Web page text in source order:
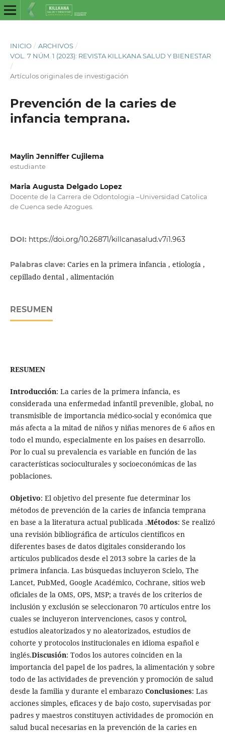
INICIO / ARCHIVOS /
VOL. 7 NÚM. 1 (2023): REVISTA KILLKANA SALUD Y BIENESTAR
/
Artículos originales de investigación
Prevención de la caries de
infancia temprana.
Maylin Jenniffer Cujilema
estudiante
Maria Augusta Delgado Lopez
Docente de la Carrera de Odontologia –Universidad Catolica
de Cuenca sede Azogues.
DOI: https://doi.org/10.26871/killcanasalud.v7i1.963
Palabras clave: Caries en la primera infancia , etiología ,
cepillado dental , alimentación
RESUMEN
RESUMEN
Introducción: La caries de la primera infancia, es
considerada una enfermedad infantil prevenible, global, no
transmisible de importancia médico-social y económica que
más afecta a la mitad de niños y niñas menores de 6 años en
todo el mundo, especialmente en los países en desarrollo.
Por lo cual su prevalencia es variable en función de las
características socioculturales y socioeconómicas de las
poblaciones.
Objetivo: El objetivo del presente fue determinar los
métodos de prevención de la caries de infancia temprana
en base a la literatura actual publicada .Métodos: Se realizó
una revisión bibliográfica de artículos científicos en
diferentes bases de datos digitales considerando los
artículos publicados desde el 2013 sobre la caries de la
primera infancia. Las búsquedas incluyeron Scielo, The
Lancet, PubMed, Google Académico, Cochrane, sitios web
oficiales de la OMS, OPS, MSP; a través de los criterios de
inclusión y exclusión se seleccionaron 70 artículos entre los
cuales se incluyeron intervenciones, casos y control,
estudios aleatorizados y no aleatorizados, estudios de
cohorte y protocolos institucionales en idioma español e
inglés.Discusión: Todos los autores coinciden en la
importancia del papel de los padres, la alimentación y sobre
todo de las actividades de prevención y promoción de salud
desde la familia y durante el embarazo Conclusiones: Las
acciones simples, eficaces y de bajo costo, supervisadas por
padres y maestros constituyen actividades de promoción en
salud bucal necesarias en la prevención de la caries en